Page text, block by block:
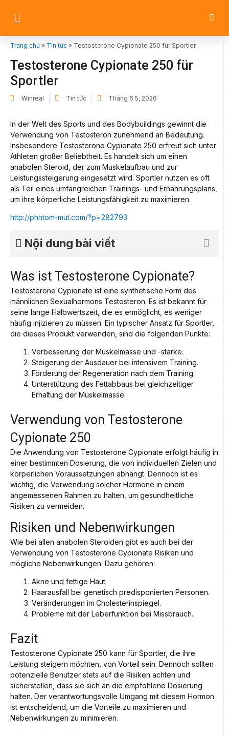
Trang chủ » Tin tức » Testosterone Cypionate 250 für Sportler
Testosterone Cypionate 250 für
Sportler
Winreal Tin tức Tháng 6 5, 2026
In der Welt des Sports und des Bodybuildings gewinnt die
Verwendung von Testosteron zunehmend an Bedeutung.
Insbesondere Testosterone Cypionate 250 erfreut sich unter
Athleten großer Beliebtheit. Es handelt sich um einen
anabolen Steroid, der zum Muskelaufbau und zur
Leistungssteigerung eingesetzt wird. Sportler nutzen es oft
als Teil eines umfangreichen Trainings- und Ernährungsplans,
um ihre körperliche Leistungsfähigkeit zu maximieren.
http://phntom-mut.com/?p=282793
Nội dung bài viết
Was ist Testosterone Cypionate?
Testosterone Cypionate ist eine synthetische Form des
männlichen Sexualhormons Testosteron. Es ist bekannt für
seine lange Halbwertszeit, die es ermöglicht, es weniger
häufig injizieren zu müssen. Ein typischer Ansatz für Sportler,
die dieses Produkt verwenden, sind die folgenden Punkte:
Verbesserung der Muskelmasse und -stärke.
Steigerung der Ausdauer bei intensivem Training.
Förderung der Regeneration nach dem Training.
Unterstützung des Fettabbaus bei gleichzeitiger
Erhaltung der Muskelmasse.
Verwendung von Testosterone
Cypionate 250
Die Anwendung von Testosterone Cypionate erfolgt häufig in
einer bestimmten Dosierung, die von individuellen Zielen und
körperlichen Voraussetzungen abhängt. Dennoch ist es
wichtig, die Verwendung solcher Hormone in einem
angemessenen Rahmen zu halten, um gesundheitliche
Risiken zu vermeiden.
Risiken und Nebenwirkungen
Wie bei allen anabolen Steroiden gibt es auch bei der
Verwendung von Testosterone Cypionate Risiken und
mögliche Nebenwirkungen. Dazu gehören:
Akne und fettige Haut.
Haarausfall bei genetisch predisponierten Personen.
Veränderungen im Cholesterinspiegel.
Probleme mit der Leberfunktion bei Missbrauch.
Fazit
Testosterone Cypionate 250 kann für Sportler, die ihre
Leistung steigern möchten, von Vorteil sein. Dennoch sollten
potenzielle Benutzer stets auf die Risiken achten und
sicherstellen, dass sie sich an die empfohlene Dosierung
halten. Der verantwortungsvolle Umgang mit diesem Hormon
ist entscheidend, um die Vorteile zu maximieren und
Nebenwirkungen zu minimieren.